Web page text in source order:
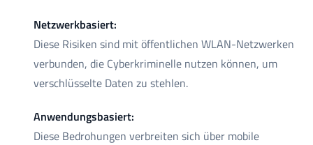
Netzwerkbasiert:
Diese Risiken sind mit öffentlichen WLAN-Netzwerken
verbunden, die Cyberkriminelle nutzen können, um
verschlüsselte Daten zu stehlen.
Anwendungsbasiert:
Diese Bedrohungen verbreiten sich über mobile